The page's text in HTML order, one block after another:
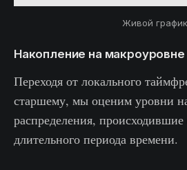
Живой график
Накопление на макроуровне
Переходя от локального
старшему, мы оценим уровни
распределения, происходившие
длительного периода времени.